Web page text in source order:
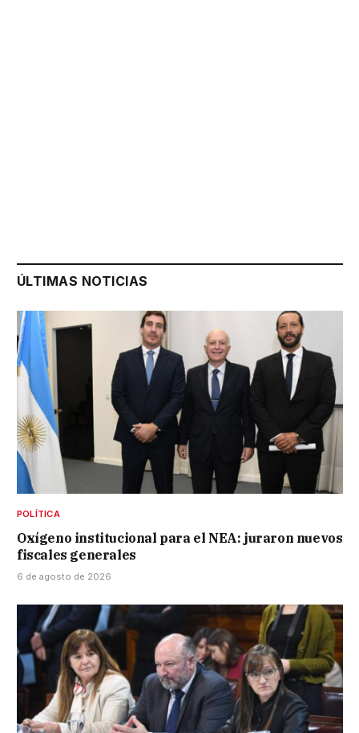
ÚLTIMAS NOTICIAS
POLÍTICA
Oxígeno institucional para el NEA: juraron nuevos
fiscales generales
6 de agosto de 2026